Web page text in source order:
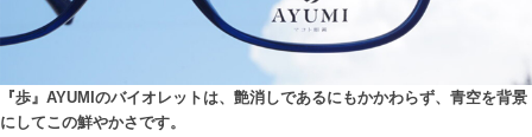
『歩』AYUMIのバイオレットは、艶消しであるにもかかわらず、青空を背景
にしてこの鮮やかさです。